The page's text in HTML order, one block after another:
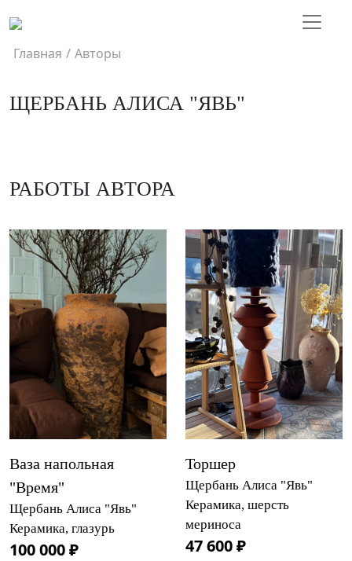
Главная / Авторы
ЩЕРБАНЬ АЛИСА "ЯВЬ"
РАБОТЫ АВТОРА
Ваза напольная
"Время"
Щербань Алиса "Явь"
Керамика, глазурь
100 000 ₽
Торшер
Щербань Алиса "Явь"
Керамика, шерсть
мериноса
47 600 ₽